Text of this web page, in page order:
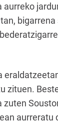
zituen.
aurreratu